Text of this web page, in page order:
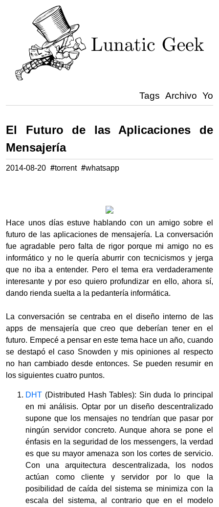
Tags Archivo Yo
El Futuro de las Aplicaciones de
Mensajería
2014-08-20 #torrent #whatsapp
Hace unos días estuve hablando con un amigo sobre el
futuro de las aplicaciones de mensajería. La conversación
fue agradable pero falta de rigor porque mi amigo no es
informático y no le quería aburrir con tecnicismos y jerga
que no iba a entender. Pero el tema era verdaderamente
interesante y por eso quiero profundizar en ello, ahora sí,
dando rienda suelta a la pedantería informática.
La conversación se centraba en el diseño interno de las
apps de mensajería que creo que deberían tener en el
futuro. Empecé a pensar en este tema hace un año, cuando
se destapó el caso Snowden y mis opiniones al respecto
no han cambiado desde entonces. Se pueden resumir en
los siguientes cuatro puntos.
DHT (Distributed Hash Tables): Sin duda lo principal
en mi análisis. Optar por un diseño descentralizado
supone que los mensajes no tendrían que pasar por
ningún servidor concreto. Aunque ahora se pone el
énfasis en la seguridad de los messengers, la verdad
es que su mayor amenaza son los cortes de servicio.
Con una arquitectura descentralizada, los nodos
actúan como cliente y servidor por lo que la
posibilidad de caída del sistema se minimiza con la
escala del sistema, al contrario que en el modelo